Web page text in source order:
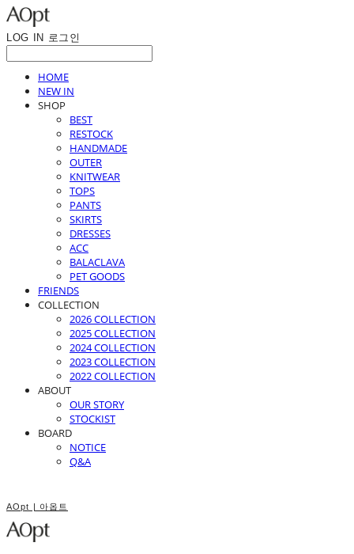
LOG IN 로그인
HOME
NEW IN
SHOP
BEST
RESTOCK
HANDMADE
OUTER
KNITWEAR
TOPS
PANTS
SKIRTS
DRESSES
ACC
BALACLAVA
PET GOODS
FRIENDS
COLLECTION
2026 COLLECTION
2025 COLLECTION
2024 COLLECTION
2023 COLLECTION
2022 COLLECTION
ABOUT
OUR STORY
STOCKIST
BOARD
NOTICE
Q&A
AOpt | 아옵트